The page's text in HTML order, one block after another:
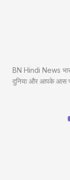
BN Hindi News
दुनिया और आपके आस